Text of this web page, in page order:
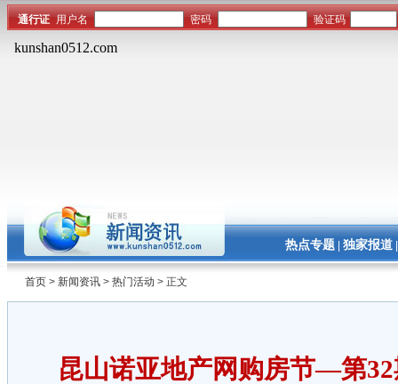
热点专题| 独家报道
首页 > 新闻资讯 > 热门活动 > 正文
昆山诺亚地产网购房节—第